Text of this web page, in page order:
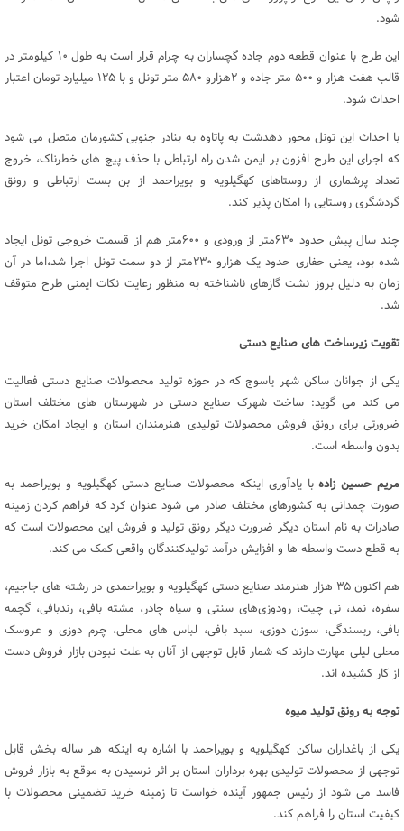
شود.
این طرح با عنوان قطعه دوم جاده گچساران به چرام قرار است به طول ۱۰ کیلومتر در
قالب هفت هزار و ۵۰۰ متر جاده و ۲هزارو ۵۸۰ متر تونل و با ۱۲۵ میلیارد تومان اعتبار
احداث شود.
با احداث این تونل محور دهدشت به پاتاوه به بنادر جنوبی کشورمان متصل می شود
که اجرای این طرح افزون بر ایمن شدن راه ارتباطی با حذف پیچ های خطرناک، خروج
تعداد پرشماری از روستاهای کهگیلویه و بویراحمد از بن بست ارتباطی و رونق
گردشگری روستایی را امکان پذیر کند.
چند سال پیش حدود ۶۳۰متر از ورودی و ۶۰۰متر هم از قسمت خروجی تونل ایجاد
شده بود، یعنی حفاری حدود یک هزارو ۲۳۰متر از دو سمت تونل اجرا شد،اما در آن
زمان به دلیل بروز نشت گازهای ناشناخته به منظور رعایت نکات ایمنی طرح متوقف
شد.
تقویت زیرساخت های صنایع دستی
یکی از جوانان ساکن شهر یاسوج که در حوزه تولید محصولات صنایع دستی فعالیت
می کند می گوید: ساخت شهرک صنایع دستی در شهرستان های مختلف استان
ضرورتی برای رونق فروش محصولات تولیدی هنرمندان استان و ایجاد امکان خرید
بدون واسطه است.
مریم حسین زادهبا یادآوری اینکه محصولات صنایع دستی کهگیلویه و بویراحمد به
صورت چمدانی به کشورهای مختلف صادر می شود عنوان کرد که فراهم کردن زمینه
صادرات به نام استان دیگر ضرورت دیگر رونق تولید و فروش این محصولات است که
به قطع دست واسطه ها و افزایش درآمد تولیدکنندگان واقعی کمک می کند.
هم اکنون ۳۵ هزار هنرمند صنایع دستی کهگیلویه و بویراحمدی در رشته های جاجیم،
سفره، نمد، نی چیت، رودوزی‌های سنتی و سیاه چادر، مشته بافی، رندبافی، گچمه
بافی، ریسندگی، سوزن دوزی، سبد بافی، لباس های محلی، چرم دوزی و عروسک
محلی لیلی مهارت دارند که شمار قابل توجهی از آنان به علت نبودن بازار فروش دست
از کار کشیده اند.
توجه به رونق تولید میوه
یکی از باغداران ساکن کهگیلویه و بویراحمد با اشاره به اینکه هر ساله بخش قابل
توجهی از محصولات تولیدی بهره برداران استان بر اثر نرسیدن به موقع به بازار فروش
فاسد می شود از رئیس جمهور آینده خواست تا زمینه خرید تضمینی محصولات با
کیفیت استان را فراهم کند.